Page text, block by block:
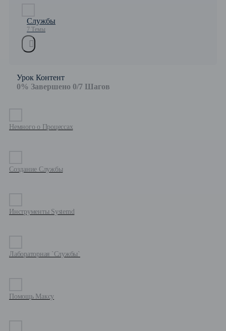
Службы
7 Темы
Урок Контент
0% Завершено 0/7 Шагов
Немного о Процессах
Создание Службы
Инструменты Systemd
Лабораторная `Службы`
Помощь Максу